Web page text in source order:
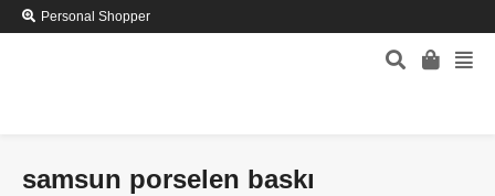
Personal Shopper
samsun porselen baskı